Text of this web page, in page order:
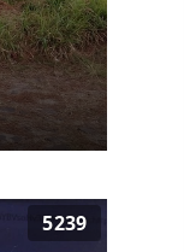
5239